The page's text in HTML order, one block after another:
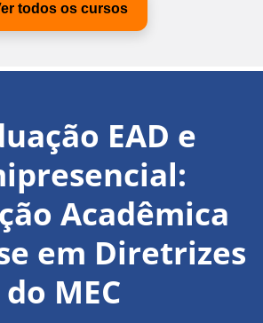
todos os cursos
EAD e
Acadêmica
em Diretrizes
do MEC